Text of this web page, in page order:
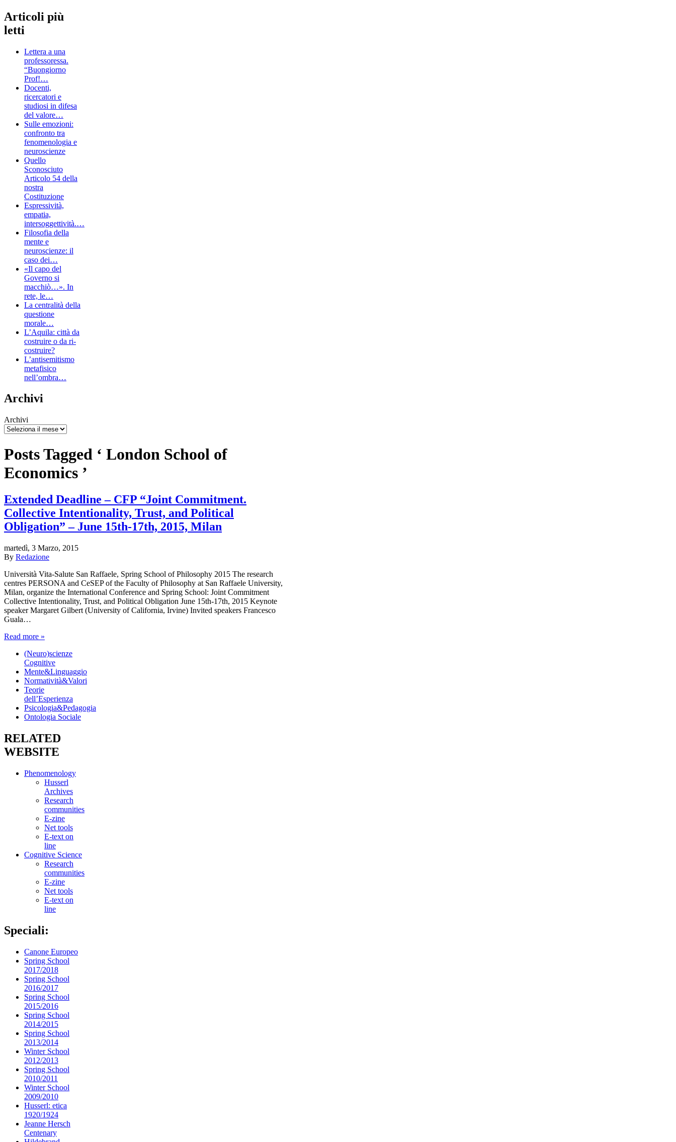
Articoli più
letti
Lettera a una
professoressa.
“Buongiorno
Prof!…
Docenti,
ricercatori e
studiosi in difesa
del valore…
Sulle emozioni:
confronto tra
fenomenologia e
neuroscienze
Quello
Sconosciuto
Articolo 54 della
nostra
Costituzione
Espressività,
empatia,
intersoggettività.…
Filosofia della
mente e
neuroscienze: il
caso dei…
«Il capo del
Governo si
macchiò…». In
rete, le…
La centralità della
questione
morale…
L’Aquila: città da
costruire o da ri-
costruire?
L’antisemitismo
metafisico
nell’ombra…
Archivi
Archivi
Posts Tagged ‘ London School of
Economics ’
Extended Deadline – CFP “Joint Commitment.
Collective Intentionality, Trust, and Political
Obligation” – June 15th-17th, 2015, Milan
martedì, 3 Marzo, 2015
By Redazione
Università Vita-Salute San Raffaele, Spring School of Philosophy 2015 The research
centres PERSONA and CeSEP of the Faculty of Philosophy at San Raffaele University,
Milan, organize the International Conference and Spring School: Joint Commitment
Collective Intentionality, Trust, and Political Obligation June 15th-17th, 2015 Keynote
speaker Margaret Gilbert (University of California, Irvine) Invited speakers Francesco
Guala…
Read more »
(Neuro)scienze
Cognitive
Mente&Linguaggio
Normatività&Valori
Teorie
dell’Esperienza
Psicologia&Pedagogia
Ontologia Sociale
RELATED
WEBSITE
Phenomenology
Husserl
Archives
Research
communities
E-zine
Net tools
E-text on
line
Cognitive Science
Research
communities
E-zine
Net tools
E-text on
line
Speciali:
Canone Europeo
Spring School
2017/2018
Spring School
2016/2017
Spring School
2015/2016
Spring School
2014/2015
Spring School
2013/2014
Winter School
2012/2013
Spring School
2010/2011
Winter School
2009/2010
Husserl: etica
1920/1924
Jeanne Hersch
Centenary